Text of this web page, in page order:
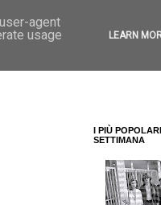
I PIÙ
SETTIMANA
agent
usage
LEARN